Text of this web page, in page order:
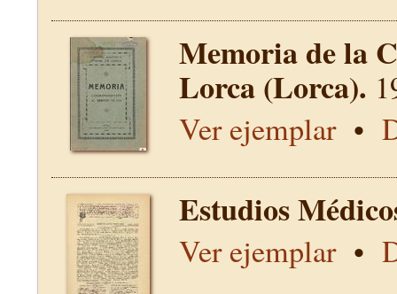
Memoria de la
Lorca (Lorca).
Ver ejemplar•
Estudios
Ver ejemplar•